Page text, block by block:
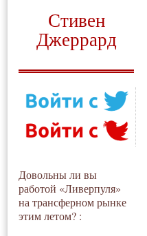
Стивен
Джеррард
Довольны ли вы
работой «Ливерпуля»
на трансферном рынке
этим летом? :